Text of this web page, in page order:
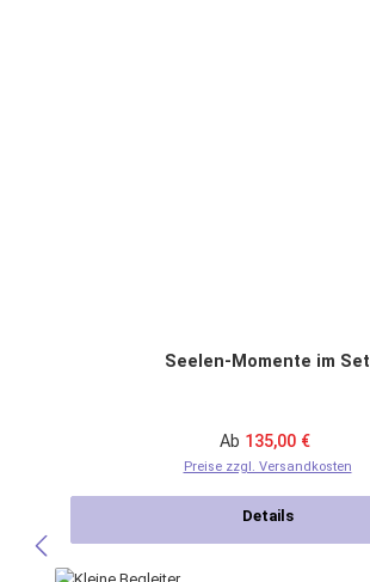
Seelen-Momente im Set
Verkaufspreis:
Ab 135,00 €
Preise zzgl. Versandkosten
Details